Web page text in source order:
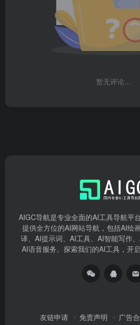
暂无评论...
AIGC导航是专业全面的AI工具导航平
提供全方位的AI网站导航，包括AI绘
译、AI提示词、AI工具、AI智能写作
AI语音服务。探索我们的AI工具，开
友链申请 免责声明 广告